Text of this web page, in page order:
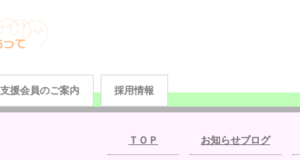
支援会員のご案内 採用情報
ＴＯＰ お知らせブログ